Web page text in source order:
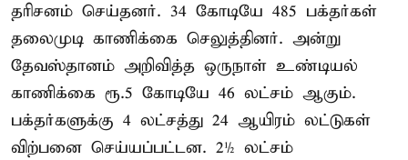
தரிசனம் செய்தனர். 34 கோடியே 485 பக்தர்கள்
தலைமுடி காணிக்கை செலுத்தினர். அன்று
தேவஸ்தானம் அறிவித்த ஒருநாள் உண்டியல்
காணிக்கை ரூ.5 கோடியே 46 லட்சம் ஆகும்.
பக்தர்களுக்கு 4 லட்சத்து 24 ஆயிரம் லட்டுகள்
விற்பனை செய்யப்பட்டன. 2½ லட்சம்